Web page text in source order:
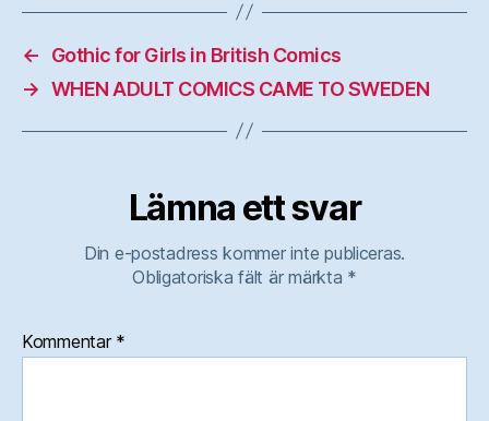
←
Gothic for Girls in British Comics
→ WHEN ADULT COMICS CAME TO SWEDEN
Lämna ett svar
Din e-postadress kommer inte publiceras.
Obligatoriska fält är märkta *
Kommentar *